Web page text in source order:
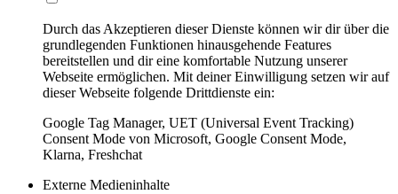
Durch das Akzeptieren dieser Dienste können wir dir über die
grundlegenden Funktionen hinausgehende Features
bereitstellen und dir eine komfortable Nutzung unserer
Webseite ermöglichen. Mit deiner Einwilligung setzen wir auf
dieser Webseite folgende Drittdienste ein:
Google Tag Manager, UET (Universal Event Tracking)
Consent Mode von Microsoft, Google Consent Mode,
Klarna, Freshchat
Externe Medieninhalte